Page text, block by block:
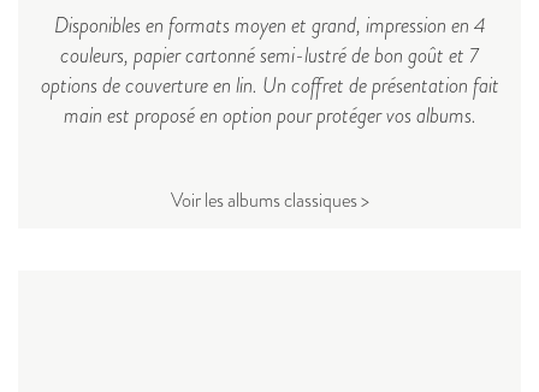
Disponibles en formats moyen et grand, impression en 4
couleurs, papier cartonné semi-lustré de bon goût et 7
options de couverture en lin. Un coffret de présentation fait
main est proposé en option pour protéger vos albums.
Voir les albums classiques >